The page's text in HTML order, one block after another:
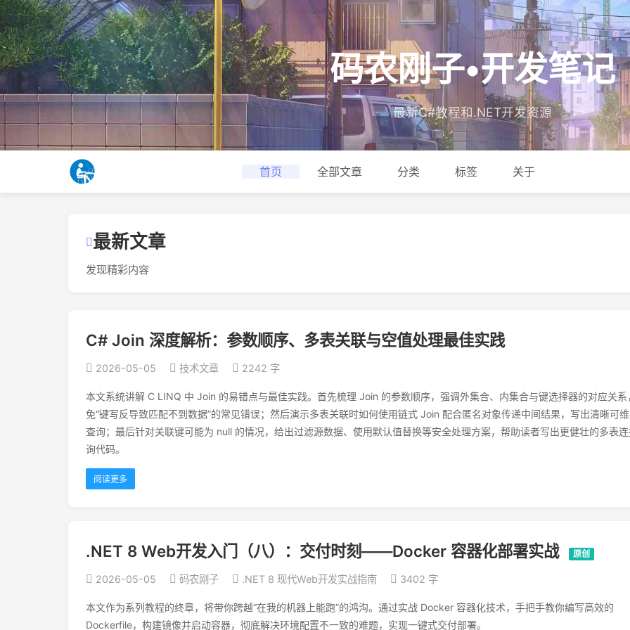
码农刚子•开发笔记
最新C#教程和.NET开发资源
首页 全部文章 分类 标签 关于
最新文章
发现精彩内容
C# Join 深度解析：参数顺序、多表关联与空值处理最佳实践
2026-05-05 技术文章 2242 字
本文系统讲解 C LINQ 中 Join 的易错点与最佳实践。首先梳理 Join 的参数顺序，强调外集合、内集合与键选择器的对应关系
免“键写反导致匹配不到数据”的常见错误；然后演示多表关联时如何使用链式 Join 配合匿名对象传递中间结果，写出清晰可
查询；最后针对关联键可能为 null 的情况，给出过滤源数据、使用默认值替换等安全处理方案，帮助读者写出更健壮的多表
询代码。
阅读更多
.NET 8 Web开发入门（八）：交付时刻——Docker 容器化部署实战 原创
2026-05-05 码农刚子 .NET 8 现代Web开发实战指南 3402 字
本文作为系列教程的终章，将带你跨越“在我的机器上能跑”的鸿沟。通过实战 Docker 容器化技术，手把手教你编写高效的
Dockerfile，构建镜像并启动容器，彻底解决环境配置不一致的难题，实现一键式交付部署。